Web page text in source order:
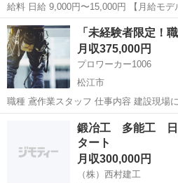
給料 日給 9,000円〜15,000円 【月給モデ
本給250,000円+手当25,000円=総支給275,000円 職種 鳶作
仕事内容 建設現場における足場...
島根 松江市 鳶職 未経験
「未経験者限定！
月収375,000円
プロワーカー1006
松江市
職種 鳶作業スタッフ 仕事内容 建設現場における足場の組立や解体、
土木工事、建物解体工事などが主なお仕事になり
採用中！初めは簡単な作業から！わから
松江市 鳶職 未経験
鍛冶工 多能工 日
タート
月収300,000円
（株）西村建工